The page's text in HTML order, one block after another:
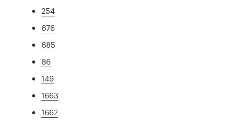
254
676
685
86
149
1663
1662